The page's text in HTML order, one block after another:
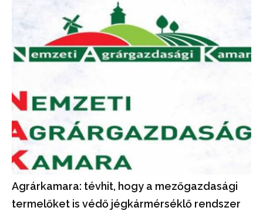
Agrárkamara: tévhit, hogy a mezőgazdasági
termelőket is védő jégkármérséklő rendszer